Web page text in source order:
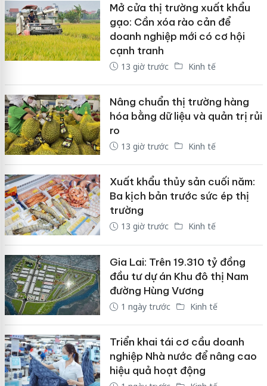
Mở cửa thị trường xuất khẩu
gạo: Cần xóa rào cản để
doanh nghiệp mới có cơ hội
cạnh tranh
13 giờ trước Kinh tế
Nâng chuẩn thị trường hàng
hóa bằng dữ liệu và quản trị rủi
ro
13 giờ trước Kinh tế
Xuất khẩu thủy sản cuối năm:
Ba kịch bản trước sức ép thị
trường
13 giờ trước Kinh tế
Gia Lai: Trên 19.310 tỷ đồng
đầu tư dự án Khu đô thị Nam
đường Hùng Vương
1 ngày trước Kinh tế
Triển khai tái cơ cầu doanh
nghiệp Nhà nước để nâng cao
hiệu quả hoạt động